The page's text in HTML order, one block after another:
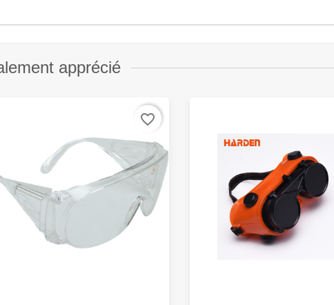
apprécié
favorite_border